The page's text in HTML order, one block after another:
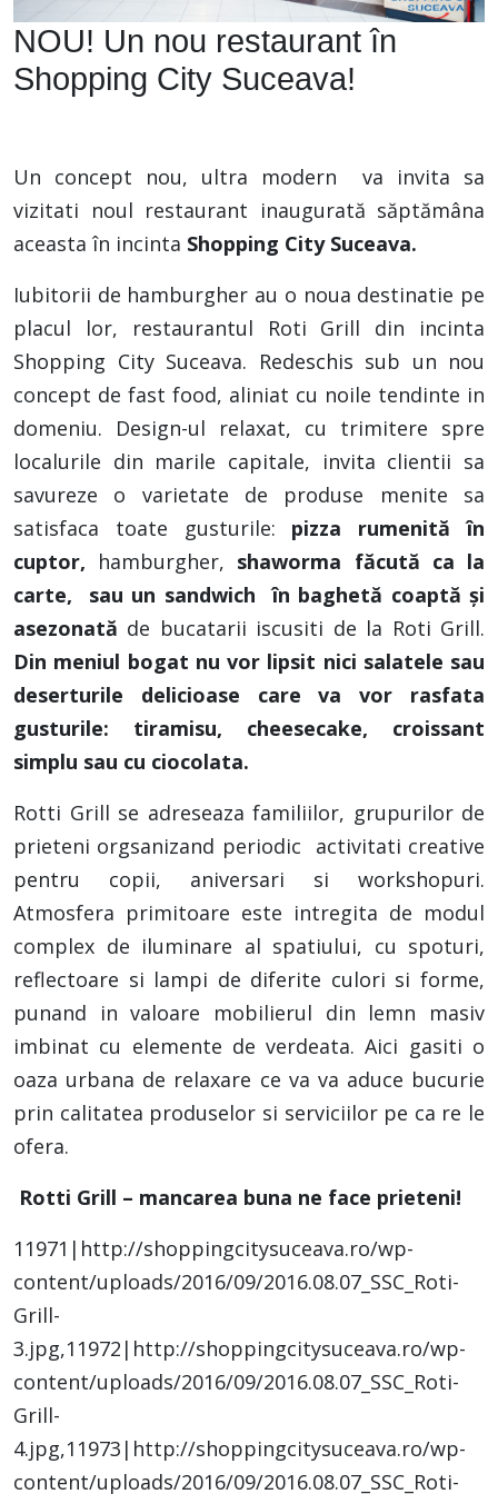
NOU! Un nou restaurant în
Shopping City Suceava!
Un concept nou, ultra modern va invita sa
vizitati noul restaurant inaugurată săptămâna
aceasta în incinta Shopping City Suceava.
Iubitorii de hamburgher au o noua destinatie pe
placul lor, restaurantul Roti Grill din incinta
Shopping City Suceava. Redeschis sub un nou
concept de fast food, aliniat cu noile tendinte in
domeniu. Design-ul relaxat, cu trimitere spre
localurile din marile capitale, invita clientii sa
savureze o varietate de produse menite sa
satisfaca toate gusturile: pizza rumenită în
cuptor, hamburgher, shaworma făcută ca la
carte, sau un sandwich în baghetă coaptă şi
asezonată de bucatarii iscusiti de la Roti Grill.
Din meniul bogat nu vor lipsit nici salatele sau
deserturile delicioase care va vor rasfata
gusturile: tiramisu, cheesecake, croissant
simplu sau cu ciocolata.
Rotti Grill se adreseaza familiilor, grupurilor de
prieteni orgsanizand periodic activitati creative
pentru copii, aniversari si workshopuri.
Atmosfera primitoare este intregita de modul
complex de iluminare al spatiului, cu spoturi,
reflectoare si lampi de diferite culori si forme,
punand in valoare mobilierul din lemn masiv
imbinat cu elemente de verdeata. Aici gasiti o
oaza urbana de relaxare ce va va aduce bucurie
prin calitatea produselor si serviciilor pe ca re le
ofera.
Rotti Grill – mancarea buna ne face prieteni!
11971|http://shoppingcitysuceava.ro/wp-
content/uploads/2016/09/2016.08.07_SSC_Roti-
Grill-
3.jpg,11972|http://shoppingcitysuceava.ro/wp-
content/uploads/2016/09/2016.08.07_SSC_Roti-
Grill-
4.jpg,11973|http://shoppingcitysuceava.ro/wp-
content/uploads/2016/09/2016.08.07_SSC_Roti-